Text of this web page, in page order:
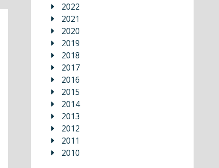
2022
2021
2020
2019
2018
2017
2016
2015
2014
2013
2012
2011
2010